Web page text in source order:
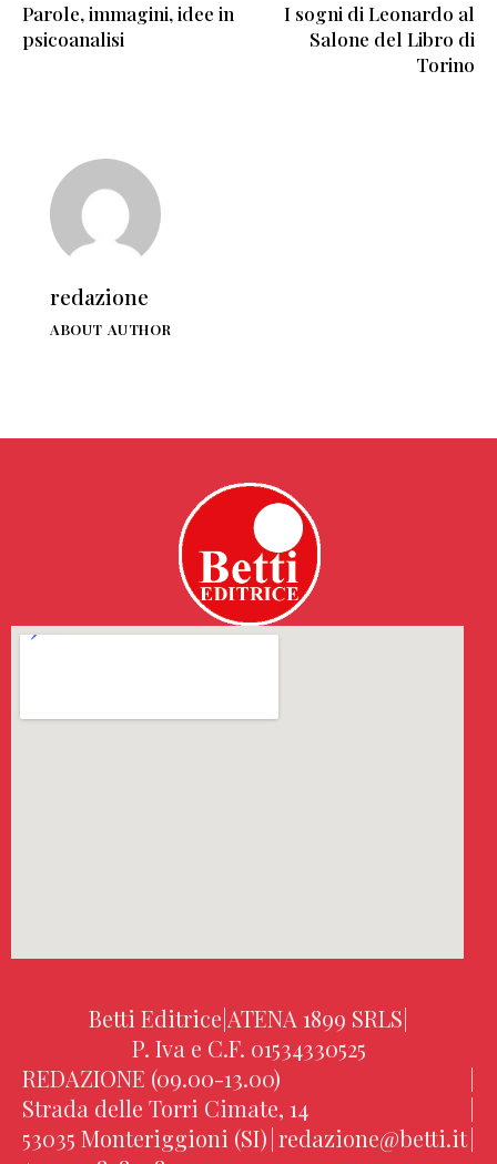
Parole, immagini, idee in
psicoanalisi
I sogni di Leonardo al
Salone del Libro di
Torino
redazione
ABOUT AUTHOR
Betti Editrice|ATENA 1899 SRLS|
P. Iva e C.F. 01534330525
REDAZIONE (09.00-13.00)
|
Strada delle Torri Cimate, 14
|
53035 Monteriggioni (SI)|redazione@betti.it|